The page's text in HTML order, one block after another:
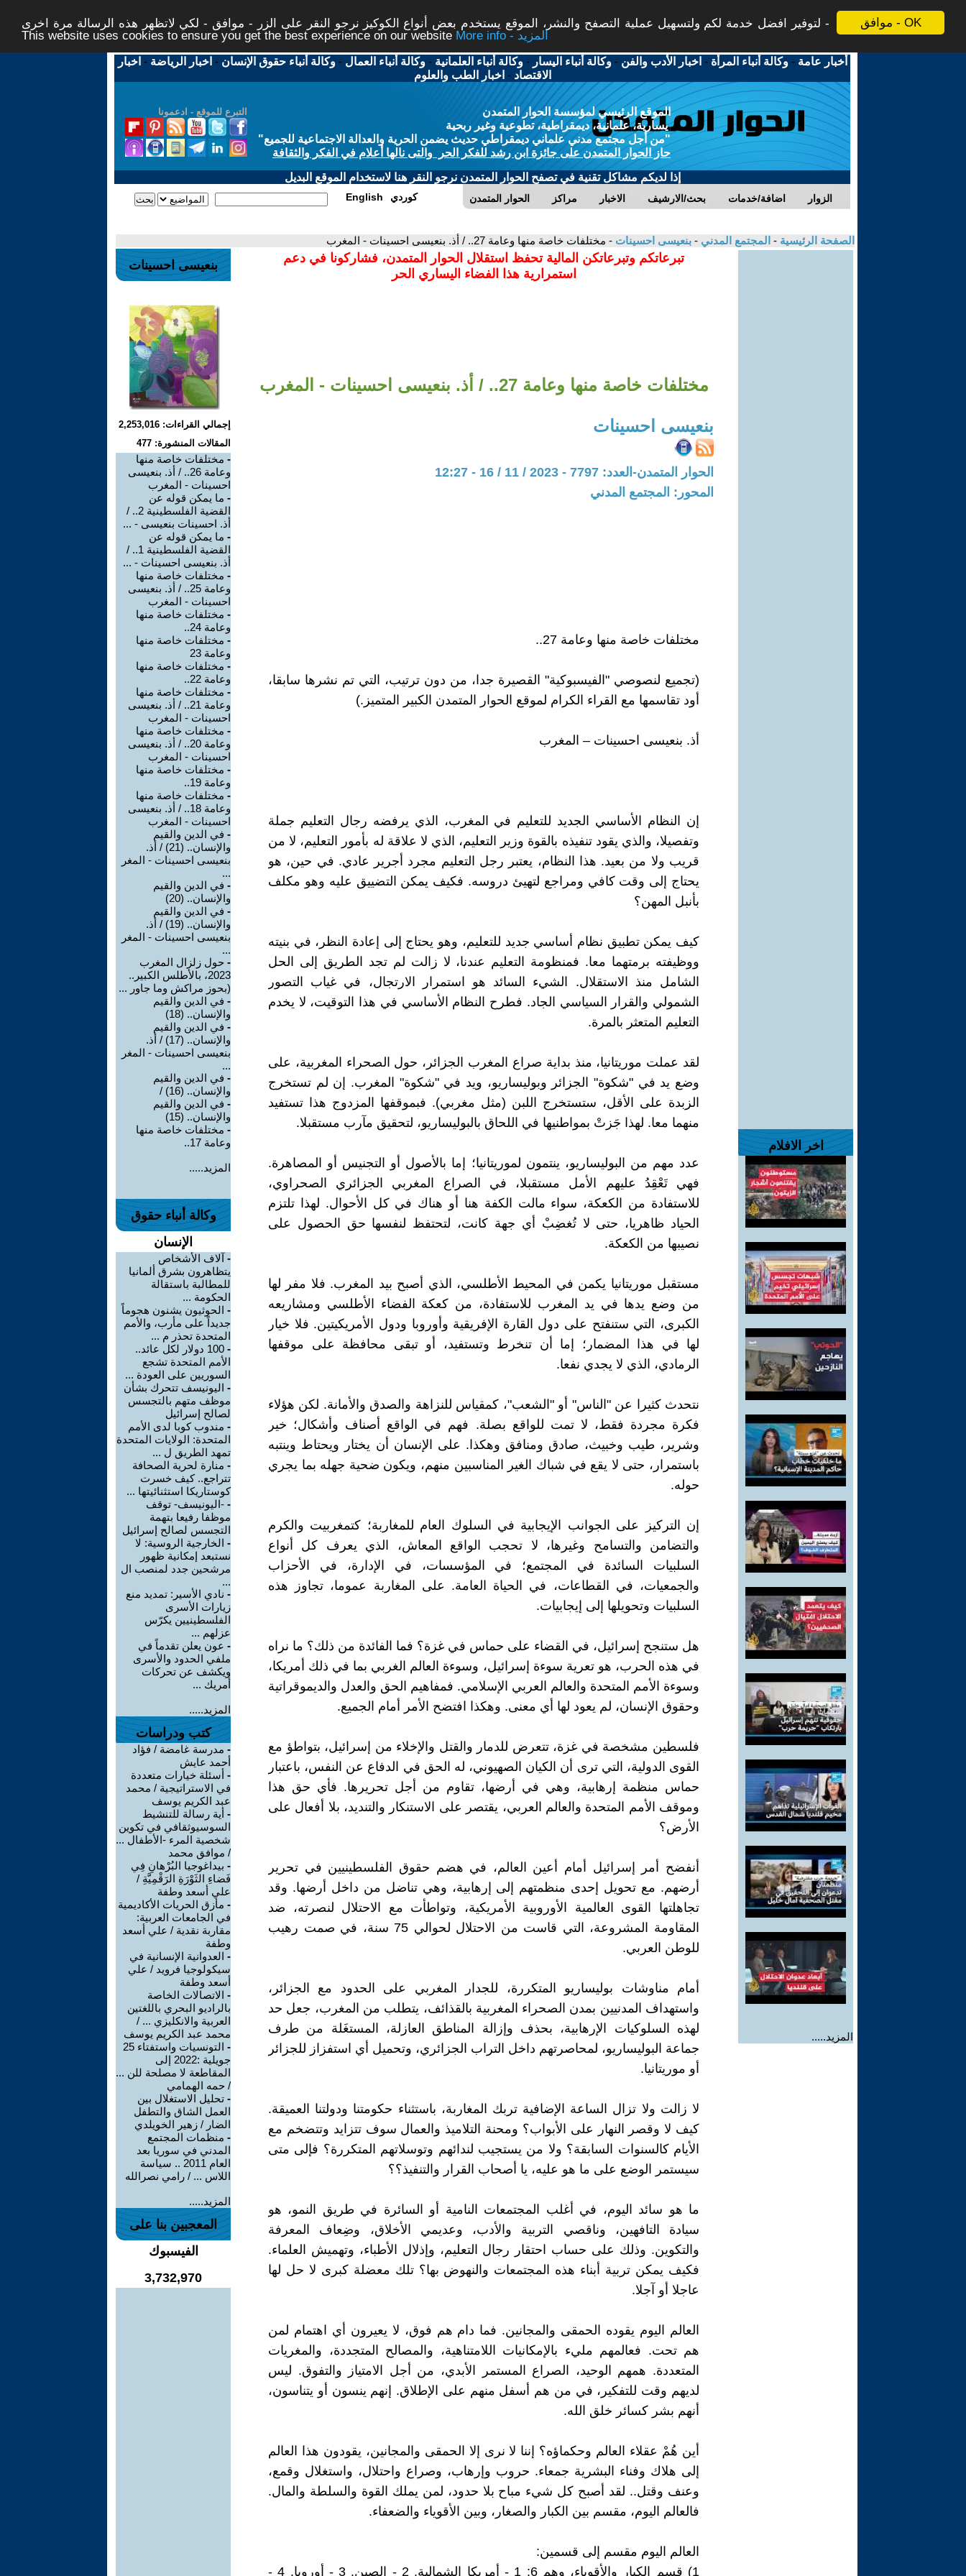
موافق - OK
لتوفير افضل خدمة لكم ولتسهيل عملية التصفح والنشر، الموقع يستخدم بعض أنواع الكوكيز نرجو النقر على الزر - موافق - لكي لاتظهر هذه الرسالة مرة اخرى -
This website uses cookies to ensure you get the best experience on our website
More info - المزيد
أخبار عامة -وكالة أنباء المرأة - اخبار الأدب والفن -وكالة أنباء اليسار -وكالة أنباء العلمانية -وكالة أنباء العمال -وكالة أنباء حقوق الإنسان - اخبار الرياضة - اخبار
الاقتصاد - اخبار الطب والعلوم
التبرع للموقع - ادعمونا
الموقع الرئيسي لمؤسسة الحوار المتمدن
يسارية، علمانية، ديمقراطية، تطوعية وغير ربحية
"من أجل مجتمع مدني علماني ديمقراطي حديث يضمن الحرية والعدالة الاجتماعية للجميع"
حاز الحوار المتمدن على جائزة ابن رشد للفكر الحر والتى نالها أعلام في الفكر والثقافة
إذا لديكم مشاكل تقنية في تصفح الحوار المتمدن نرجو النقر هنا لاستخدام الموقع البديل
الحوار المتمدن مراكز الاخبار بحث/الارشيف اضافة/خدمات الزوار English كوردي
الصفحة الرئيسية - المجتمع المدني - بنعيسى احسينات - مختلفات خاصة منها وعامة 27.. / أذ. بنعيسى احسينات - المغرب
اخر الافلام
المزيد.....
تبرعاتكم وتبرعاتكن المالية تحفظ استقلال الحوار المتمدن، فشاركونا في دعم
استمرارية هذا الفضاء اليساري الحر
مختلفات خاصة منها وعامة 27.. / أذ. بنعيسى احسينات - المغرب
بنعيسى احسينات
الحوار المتمدن-العدد: 7797 - 2023 / 11 / 16 - 12:27
المحور: المجتمع المدني
مختلفات خاصة منها وعامة 27..
(تجميع لنصوصي "الفيسبوكية" القصيرة جدا، من دون ترتيب، التي تم نشرها سابقا،
أود تقاسمها مع القراء الكرام لموقع الحوار المتمدن الكبير المتميز.)
أذ. بنعيسى احسينات – المغرب
إن النظام الأساسي الجديد للتعليم في المغرب، الذي يرفضه رجال التعليم جملة
وتفصيلا، والذي يقود تنفيذه بالقوة وزير التعليم، الذي لا علاقة له بأمور التعليم، لا من
قريب ولا من بعيد. هذا النظام، يعتبر رجل التعليم مجرد أجرير عادي. في حين، هو
يحتاج إلى وقت كافي ومراجع لتهيئ دروسه. فكيف يمكن التضييق عليه وهو مكلف
بأنبل المهن؟
كيف يمكن تطبيق نظام أساسي جديد للتعليم، وهو يحتاج إلى إعادة النظر، في بنيته
ووظيفته برمتهما معا. فمنظومة التعليم عندنا، لا زالت لم تجد الطريق إلى الحل
الشامل منذ الاستقلال. الشيء السائد هو استمرار الارتجال، في غياب التصور
الشمولي والقرار السياسي الجاد. فطرح النظام الأساسي في هذا التوقيت، لا يخدم
التعليم المتعثر بالمرة.
لقد عملت موريتانيا، منذ بداية صراع المغرب الجزائر، حول الصحراء المغربية، على
وضع يد في "شكوة" الجزائر وبوليساريو، ويد في "شكوة" المغرب. إن لم تستخرج
الزبدة على الأقل، ستستخرج اللبن (مثل مغربي). فبموقفها المزدوج هذا تستفيد
منهما معا. لهذا جَزتْ بمواطنيها في اللحاق بالبوليساريو، لتحقيق مآرب مستقبلا.
عدد مهم من البوليساريو، ينتمون لموريتانيا؛ إما بالأصول أو التجنيس أو المصاهرة.
فهي تَعْقِدُ عليهم الأمل مستقبلا، في الصراع المغربي الجزائري الصحراوي،
للاستفادة من الكعكة، سواء مالت الكفة هنا أو هناك في كل الأحوال. لهذا تلتزم
الحياد ظاهريا، حتى لا تُغضِبْ أي جهة كانت، لتحتفظ لنفسها حق الحصول على
نصيبها من الكعكة.
مستقبل موريتانيا يكمن في المحيط الأطلسي، الذي أصبح بيد المغرب. فلا مفر لها
من وضع يدها في يد المغرب للاستفادة، من كعكة الفضاء الأطلسي ومشاريعه
الكبرى، التي ستنفتح على دول القارة الإفريقية وأوروبا ودول الأمريكيتين. فلا خيار
لها في هذا المضمار؛ إما أن تنخرط وتستفيد، أو تبقى محافظة على موقفها
الرمادي، الذي لا يجدي نفعا.
نتحدث كثيرا عن "الناس" أو "الشعب"، كمقياس للنزاهة والصدق والأمانة. لكن هؤلاء
فكرة مجردة فقط، لا تمت للواقع بصلة. فهم في الواقع أصناف وأشكال؛ خير
وشرير، طيب وخبيث، صادق ومنافق وهكذا. على الإنسان أن يختار ويحتاط وينتبه
باستمرار، حتى لا يقع في شباك الغير المناسبين منهم، ويكون ضحية جهله بما يجري
حوله.
إن التركيز على الجوانب الإيجابية في السلوك العام للمغاربة؛ كتمغربيت والكرم
والتضامن والتسامح وغيرها، لا تحجب الواقع المعاش، الذي يعرف كل أنواع
السلبيات السائدة في المجتمع؛ في المؤسسات، في الإدارة، في الأحزاب
والجمعيات، في القطاعات، في الحياة العامة. على المغاربة عموما، تجاوز هذه
السلبيات وتحويلها إلى إيجابيات.
هل ستنجح إسرائيل، في القضاء على حماس في غزة؟ فما الفائدة من ذلك؟ ما نراه
في هذه الحرب، هو تعرية سوءة إسرائيل، وسوءة العالم الغربي بما في ذلك أمريكا،
وسوءة الأمم المتحدة والعالم العربي الإسلامي. فمفاهيم الحق والعدل والديموقراتية
وحقوق الإنسان، لم يعود لها أي معنى. وهكذا افتضح الأمر أمام الجميع.
فلسطين مشخصة في غزة، تتعرض للدمار والقتل والإخلاء من إسرائيل، بتواطؤ مع
القوى الدولية، التي ترى أن الكيان الصهيوني، له الحق في الدفاع عن النفس، باعتبار
حماس منظمة إرهابية، وهي في أرضها، تقاوم من أجل تحريرها. فأي حق هذا
وموقف الأمم المتحدة والعالم العربي، يقتصر على الاستنكار والتنديد، بلا أفعال على
الأرض؟
أنفضح أمر إسرائيل أمام أعين العالم، في هضم حقوق الفلسطينيين في تحرير
أرضهم. مع تحويل إحدى منظمتهم إلى إرهابية، وهي تناضل من داخل أرضها. وقد
تجاهلتها القوى العالمية الأوروبية الأمريكية، وتواطأت مع الاحتلال لنصرته، ضد
المقاومة المشروعة، التي قاست من الاحتلال لحوالي 75 سنة، في صمت رهيب
للوطن العربي.
أمام مناوشات بوليساريو المتكررة، للجدار المغربي على الحدود مع الجزائر،
واستهداف المدنيين بمدن الصحراء المغربية بالقذائف، يتطلب من المغرب، جعل حد
لهذه السلوكيات الإرهابية، بحذف وإزالة المناطق العازلة، المستغَلة من طرف
جماعة البوليساريو، لمحاصرتهم داخل التراب الجزائري، وتحميل أي استفزاز للجزائر
أو موريتانيا.
لا زالت ولا تزال الساعة الإضافية تربك المغاربة، باستثناء حكومتنا ودولتنا العميقة.
كيف لا وقصر النهار على الأبواب؟ ومحنة التلاميذ والعمال سوف تتزايد وتتضخم مع
الأيام كالسنوات السابقة؟ ولا من يستجيب لندائهم وتوسلاتهم المتكررة؟ فإلى متى
سيستمر الوضع على ما هو عليه، يا أصحاب القرار والتنفيذ؟؟
ما هو سائد اليوم، في أغلب المجتمعات النامية أو السائرة في طريق النمو، هو
سيادة التافهين، وناقصي التربية والأدب، وعديمي الأخلاق، وضِعاف المعرفة
والتكوين. وذلك على حساب احتقار رجال التعليم، وإذلال الأطباء، وتهميش العلماء.
فكيف يمكن تربية أبناء هذه المجتمعات والنهوض بها؟ تلك معضلة كبرى لا حل لها
عاجلا أو آجلا.
العالم اليوم يقوده الحمقى والمجانين. فما دام هم فوق، لا يعيرون أي اهتمام لمن
هم تحت. فعالمهم مليء بالإمكانيات اللامتناهية، والمصالح المتجددة، والمغريات
المتعددة. همهم الوحيد، الصراع المستمر الأبدي، من أجل الامتياز والتفوق. ليس
لديهم وقت للتفكير، في من هم أسفل منهم على الإطلاق. إنهم ينسون أو يتناسون،
أنهم بشر كسائر خلق الله.
أين هُمْ عقلاء العالم وحكماؤه؟ إننا لا نرى إلا الحمقى والمجانين، يقودون هذا العالم
إلى هلاك وفناء البشرية جمعاء. حروب وإرهاب، وصراع واحتلال، واستغلال وقمع،
وعنف وقتل.. لقد أصبح كل شيء مباح بلا حدود، لمن يملك القوة والسلطة والمال.
فالعالم اليوم، مقسم بين الكبار والصغار، وبين الأقوياء والضعفاء.
العالم اليوم مقسم إلى قسمين:
1) قسم الكبار والأقوياء، وهم 6: 1 - أمريكا الشمالية. 2 - الصين. 3 - أوروبا. 4 -
بنعيسى احسينات
إجمالي القراءات: 2,253,016
المقالات المنشورة: 477
- مختلفات خاصة منها
وعامة 26.. / أذ. بنعيسى
احسينات - المغرب
- ما يمكن قوله عن
القضية الفلسطينية 2.. /
أذ. احسينات بنعيسى - ...
- ما يمكن قوله عن
القضية الفلسطينية 1.. /
أذ. بنعيسى احسينات - ...
- مختلفات خاصة منها
وعامة 25.. / أذ. بنعيسى
احسينات - المغرب
- مختلفات خاصة منها
وعامة 24..
- مختلفات خاصة منها
وعامة 23
- مختلفات خاصة منها
وعامة 22..
- مختلفات خاصة منها
وعامة 21.. / أذ. بنعيسى
احسينات - المغرب
- مختلفات خاصة منها
وعامة 20.. / أذ. بنعيسى
احسينات - المغرب
- مختلفات خاصة منها
وعامة 19..
- مختلفات خاصة منها
وعامة 18.. / أذ. بنعيسى
احسينات - المغرب
- في الدين والقيم
والإنسان.. (21) / أذ.
بنعيسى احسينات - المغر
...
- في الدين والقيم
والإنسان.. (20)
- في الدين والقيم
والإنسان.. (19) / أذ.
بنعيسى احسينات - المغر
...
- حول زلزال المغرب
2023، بالأطلس الكبير..
(بحوز مراكش وما جاور ...
- في الدين والقيم
والإنسان.. (18)
- في الدين والقيم
والإنسان.. (17) / أذ.
بنعيسى احسينات - المغر
...
- في الدين والقيم
والإنسان.. (16) /
- في الدين والقيم
والإنسان.. (15)
- مختلفات خاصة منها
وعامة 17..
المزيد.....
وكالة أنباء حقوق
الإنسان
- آلاف الأشخاص
يتظاهرون بشرق ألمانيا
للمطالبة باستقالة
الحكومة ...
- الحوثيون يشنون هجوماً
جديداً على مأرب، والأمم
المتحدة تحذر م ...
-
100 دولار لكل عائد..
الأمم المتحدة تشجع
السوريين على العودة ...
- اليونيسف تتحرك بشأن
موظف متهم بالتجسس
لصالح إسرائيل
- مندوب كوبا لدى الأمم
المتحدة: الولايات المتحدة
تمهد الطريق ل ...
- منارة لحرية الصحافة
تتراجع.. كيف خسرت
كوستاريكا استثنائيتها ...
- -اليونيسف- توقف
موظفا رفيعا بتهمة
التجسس لصالح إسرائيل
- الخارجية الروسية: لا
نستبعد إمكانية ظهور
مرشحين جدد لمنصب ال
...
- نادي الأسير: تمديد منع
زيارات الأسرى
الفلسطينيين يكرّس
عزلهم ...
- عون يعلن تقدماً في
ملفي الحدود والأسرى
ويكشف عن تحركات
أمريك ...
المزيد.....
كتب ودراسات
- مدرسة غامضة / فؤاد
أحمد عايش
- أسئلة خيارات متعددة
في الاستراتيجية / محمد
عبد الكريم يوسف
- أية رسالة للتنشيط
السوسيوثقافي في تكوين
شخصية المرء -الأطفال ...
/ موافق محمد
- بيداغوجيا البُرْهانِ فِي
فَضاءِ الثَوْرَةِ الرَقْمِيَّةِ /
علي أسعد وطفة
- مأزق الحريات الأكاديمية
في الجامعات العربية:
مقاربة نقدية / علي أسعد
وطفة
- العدوانية الإنسانية في
سيكولوجيا فرويد / علي
أسعد وطفة
- الاتصالات الخاصة
بالراديو البحري باللغتين
العربية والانكليزي ... /
محمد عبد الكريم يوسف
-
التونسيات واستفتاء 25
جويلية :2022 إلى
المقاطعة لا مصلحة للن ...
/ حمه الهمامي
- تحليل الاستغلال بين
العمل الشاق والتطفل
الضار / زهير الخويلدي
- منظمات المجتمع
المدني في سوريا بعد
العام 2011 .. سياسة
اللاس ... / رامي نصرالله
المزيد.....
المعجبين بنا على
الفيسبوك
3,732,970